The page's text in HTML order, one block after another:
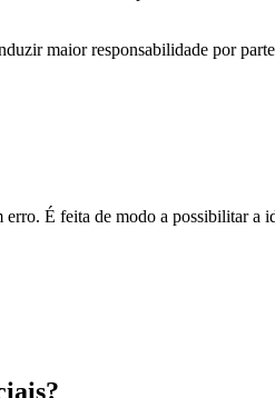
maior responsabilidade por
É feita de modo a possibilitar